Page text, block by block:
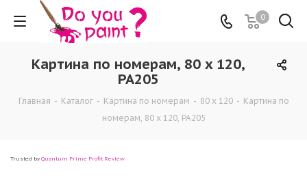
0
Картина по номерам, 80 x 120,
PA205
Главная - Каталог - Картина по номерам - 80 x 120 - Картина по
номерам, 80 x 120, PA205
Trusted by Quantum Prime Profit Review